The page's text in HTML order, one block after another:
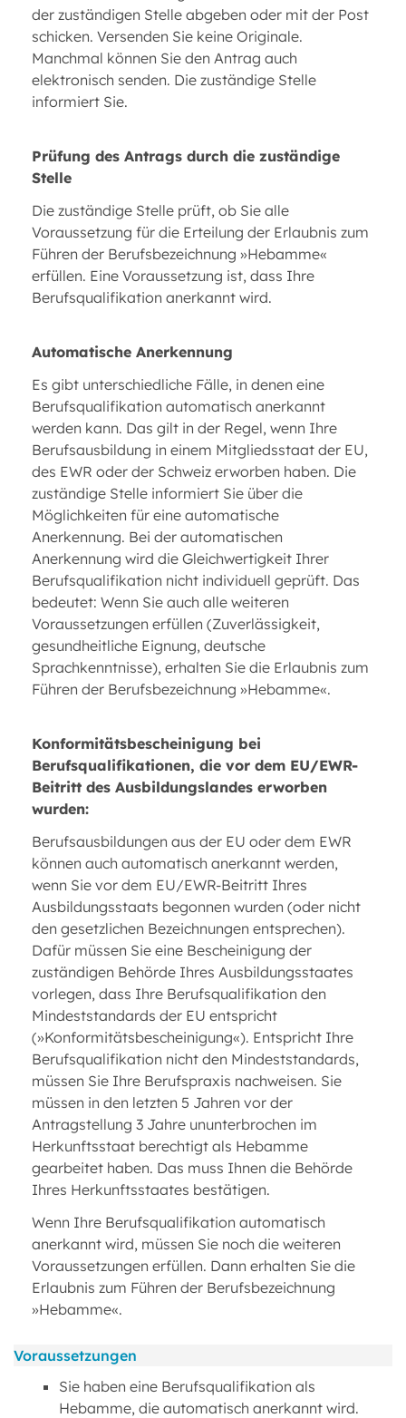
der zuständigen Stelle abgeben oder mit der Post
schicken. Versenden Sie keine Originale.
Manchmal können Sie den Antrag auch
elektronisch senden. Die zuständige Stelle
informiert Sie.
Prüfung des Antrags durch die zuständige
Stelle
Die zuständige Stelle prüft, ob Sie alle
Voraussetzung für die Erteilung der Erlaubnis zum
Führen der Berufsbezeichnung »Hebamme«
erfüllen. Eine Voraussetzung ist, dass Ihre
Berufsqualifikation anerkannt wird.
Automatische Anerkennung
Es gibt unterschiedliche Fälle, in denen eine
Berufsqualifikation automatisch anerkannt
werden kann. Das gilt in der Regel, wenn Ihre
Berufsausbildung in einem Mitgliedsstaat der EU,
des EWR oder der Schweiz erworben haben. Die
zuständige Stelle informiert Sie über die
Möglichkeiten für eine automatische
Anerkennung. Bei der automatischen
Anerkennung wird die Gleichwertigkeit Ihrer
Berufsqualifikation nicht individuell geprüft. Das
bedeutet: Wenn Sie auch alle weiteren
Voraussetzungen erfüllen (Zuverlässigkeit,
gesundheitliche Eignung, deutsche
Sprachkenntnisse), erhalten Sie die Erlaubnis zum
Führen der Berufsbezeichnung »Hebamme«.
Konformitätsbescheinigung bei
Berufsqualifikationen, die vor dem EU/EWR-
Beitritt des Ausbildungslandes erworben
wurden:
Berufsausbildungen aus der EU oder dem EWR
können auch automatisch anerkannt werden,
wenn Sie vor dem EU/EWR-Beitritt Ihres
Ausbildungsstaats begonnen wurden (oder nicht
den gesetzlichen Bezeichnungen entsprechen).
Dafür müssen Sie eine Bescheinigung der
zuständigen Behörde Ihres Ausbildungsstaates
vorlegen, dass Ihre Berufsqualifikation den
Mindeststandards der EU entspricht
(»Konformitätsbescheinigung«). Entspricht Ihre
Berufsqualifikation nicht den Mindeststandards,
müssen Sie Ihre Berufspraxis nachweisen. Sie
müssen in den letzten 5 Jahren vor der
Antragstellung 3 Jahre ununterbrochen im
Herkunftsstaat berechtigt als Hebamme
gearbeitet haben. Das muss Ihnen die Behörde
Ihres Herkunftsstaates bestätigen.
Wenn Ihre Berufsqualifikation automatisch
anerkannt wird, müssen Sie noch die weiteren
Voraussetzungen erfüllen. Dann erhalten Sie die
Erlaubnis zum Führen der Berufsbezeichnung
»Hebamme«.
Voraussetzungen
Sie haben eine Berufsqualifikation als
Hebamme, die automatisch anerkannt wird.